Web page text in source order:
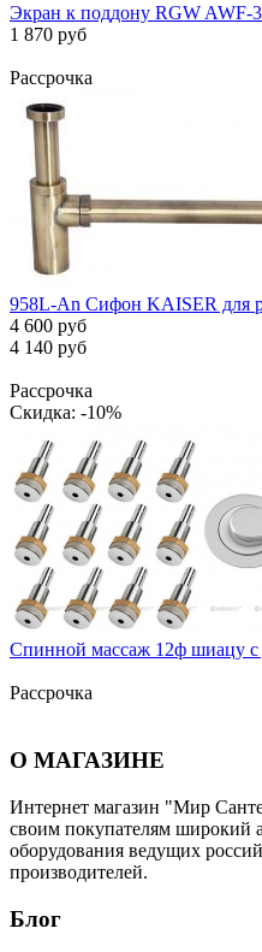
Экран к поддону RGW AWF-
1 870 руб
Рассрочка
958L-An Сифон KAISER для
4 600 руб
4 140 руб
Рассрочка
Скидка: -10%
Спинной массаж 12ф шиацу с
Рассрочка
О МАГАЗИНЕ
Интернет магазин "Мир
своим покупателям широкий
оборудования ведущих
производителей.
Блог